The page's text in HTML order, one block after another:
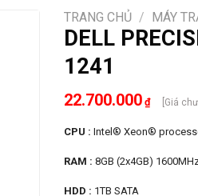
TRANG CHỦ / MÁY
DELL
1241
22.700.000 ₫ [Giá
CPU : Intel® Xeon®
RAM : 8GB (2x4GB)
HDD : 1TB SATA